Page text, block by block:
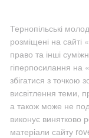
Тернопільські
розміщені на
право та інші
гіперпосилання на
збігатися з точкою
висвітлення теми,
а також може не
виконує винятково
матеріали сайту